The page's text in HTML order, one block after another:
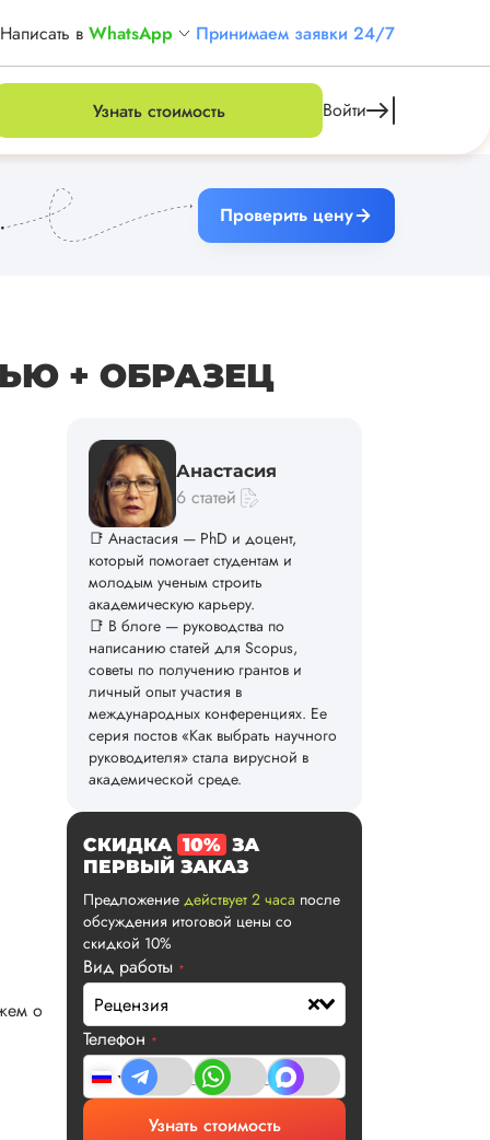
Написать в WhatsApp Принимаем заявки 24/7
Узнать стоимость Войти
Проверить цену
+ ОБРАЗЕЦ
о
Анастасия
6 статей
📑 Анастасия — PhD и доцент,
который помогает студентам и
молодым ученым строить
академическую карьеру.
📑 В блоге — руководства по
написанию статей для Scopus,
советы по получению грантов и
личный опыт участия в
международных конференциях. Ее
серия постов «Как выбрать научного
руководителя» стала вирусной в
академической среде.
СКИДКА 10% ЗА
ПЕРВЫЙ ЗАКАЗ
Предложение действует 2 часа после
обсуждения итоговой цены со
скидкой 10%
Вид работы *
Рецензия
Телефон *
Узнать стоимость